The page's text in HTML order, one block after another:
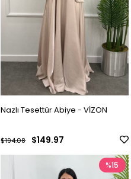
Nazlı Tesettür Abiye - VİZON
$149.97
$194.08
%15